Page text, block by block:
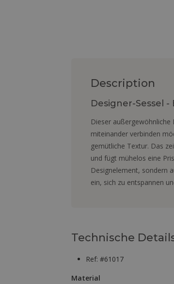
Description
Designer-Sessel
Dieser
miteinander verbinden
gemütliche Textur. Das
und fügt mühelos eine
Designelement, sondern
ein, sich zu entspannen
Technische
Ref: #61017
Material